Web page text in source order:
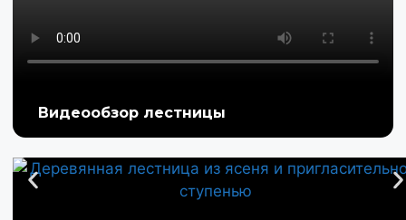
Видеообзор лестницы